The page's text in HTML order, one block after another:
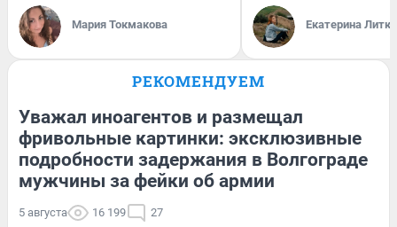
Мария Токмакова Екатерина
РЕКОМЕНДУЕМ
Уважал иноагентов и размещал
фривольные картинки: эксклюзивные
подробности задержания в Волгограде
мужчины за фейки об армии
5 августа 16 199 27